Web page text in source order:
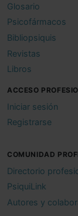
Glosario
Psicofármacos
Bibliopsiquis
Revistas
Libros
ACCESO
Iniciar sesión
Registrarse
COMUNIDAD
Directorio
PsiquiLink
Autores y